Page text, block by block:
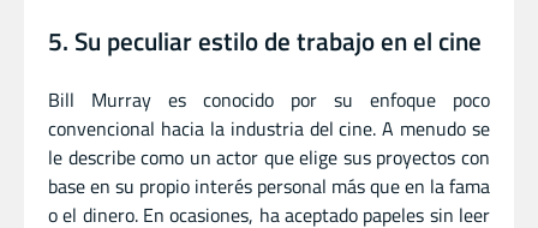
5. Su peculiar estilo de trabajo en el cine
Bill Murray es conocido por su enfoque poco
convencional hacia la industria del cine. A menudo se
le describe como un actor que elige sus proyectos con
base en su propio interés personal más que en la fama
o el dinero. En ocasiones, ha aceptado papeles sin leer